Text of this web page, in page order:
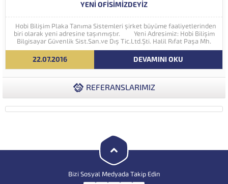
YENI OFISIMIZDEYIZ
Hobi Bilişim Plaka Tanıma Sistemleri şirket büyüme faaliyetlerinden
biri olarak yeni adresine taşınmıştır. Yeni Adresimiz: Hobi Bilişim
Bilgisayar Güvenlik Sist.San.ve Dış Tic.Ltd.Şti. Halil Rıfat Paşa Mh.
Perpa Ticaret Merkezi A Blok Kat:5 No:71-73 (34384) Şişli...
22.07.2016 DEVAMINI OKU
REFERANSLARIMIZ
Bizi Sosyal Medyada Takip Edin